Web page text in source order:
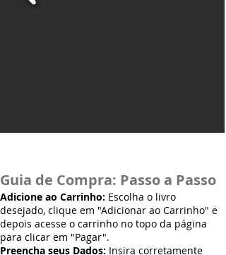
Guia de Compra: Passo a Passo
Adicione ao Carrinho: Escolha o livro
desejado, clique em "Adicionar ao Carrinho" e
depois acesse o carrinho no topo da página
para clicar em "Pagar".
Preencha seus Dados: Insira corretamente